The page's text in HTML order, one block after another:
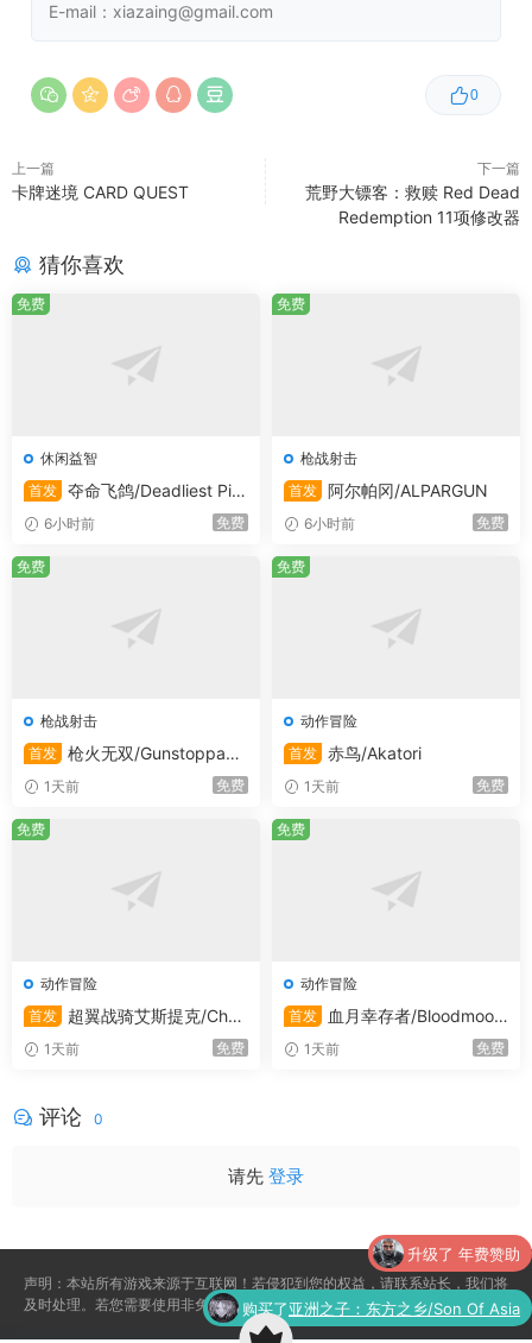
E-mail：xiazaing@gmail.com
0
上一篇
卡牌迷境 CARD QUEST
下一篇
荒野大镖客：救赎 Red Dead
Redemption 11项修改器
猜你喜欢
休闲益智
首发 夺命飞鸽/Deadliest Pig
eon6小时前 免费
免费
枪战射击
首发 阿尔帕冈/ALPARGUN
6小时前 免费
免费
枪战射击
首发 枪火无双/Gunstoppabl
e 1天前 免费
免费
动作冒险
首发 赤鸟/Akatori
1天前 免费
免费
动作冒险
首发
超翼战骑艾斯提克/Chan
geable Guardian ESTIQUE
1天前 免费
免费
动作冒险
首发
血月幸存者/Bloodmoon
Survivors
1天前 免费
免费
评论 0
请先 登录
声明：本站所有游戏来源于互联网！若侵犯到您的权益，请联系站长，我们将
及时处理。若您需要使用非免费的软件或服务，请购买正版授权并合法使用。
升级了 年费赞助
购买了亚洲之子：东方之乡/Son Of Asia